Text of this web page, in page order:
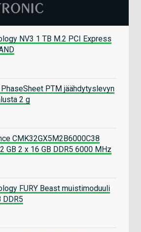
NV3 1 TB M.2 PCI Express
PTM jäähdytyslevyn
2 g
CMK32GX5M2B6000C38
GB 2 x 16 GB DDR5 6000 MHz
FURY Beast muistimoduuli
DDR5